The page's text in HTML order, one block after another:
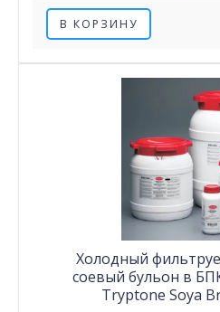
В КОРЗИНУ
Холодный
соевый бульон в
Tryptone Soya